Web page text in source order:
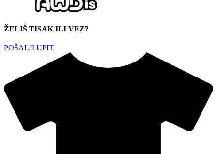
ŽELIŠ TISAK ILI VEZ?
POŠALJI UPIT